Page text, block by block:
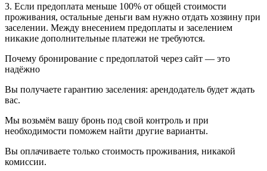
3. Если предоплата меньше 100% от общей стоимости
проживания, остальные деньги вам нужно отдать хозяину при
заселении. Между внесением предоплаты и заселением
никакие дополнительные платежи не требуются.
Почему бронирование с предоплатой через сайт — это
надёжно
Вы получаете гарантию заселения: арендодатель будет ждать
вас.
Мы возьмём вашу бронь под свой контроль и при
необходимости поможем найти другие варианты.
Вы оплачиваете только стоимость проживания, никакой
комиссии.